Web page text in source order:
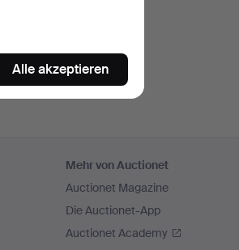
Mehr von Auctionet
Auctionet Magazine
Die Auctionet-App
Auctionet Academy
Alle akzeptieren